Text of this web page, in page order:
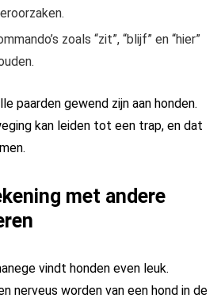
zoals “zit”, “blijf” en “hier”
paarden gewend zijn aan honden.
kan leiden tot een trap, en dat
met andere
vindt honden even leuk.
nerveus worden van een hond in de